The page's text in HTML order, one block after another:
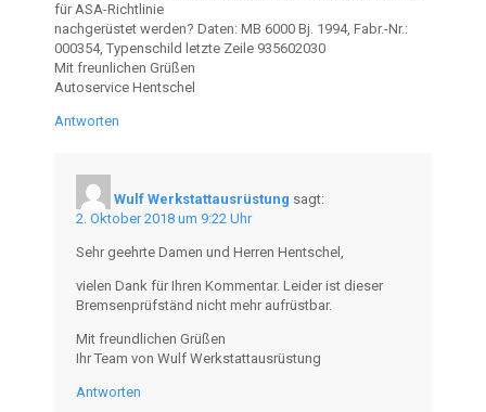
für ASA-Richtlinie
nachgerüstet werden? Daten: MB 6000 Bj. 1994, Fabr.-Nr.:
000354, Typenschild letzte Zeile 935602030
Mit freunlichen Grüßen
Autoservice Hentschel
Antworten
Wulf Werkstattausrüstung sagt:
2. Oktober 2018 um 9:22 Uhr
Sehr geehrte Damen und Herren Hentschel,
vielen Dank für Ihren Kommentar. Leider ist dieser
Bremsenprüfständ nicht mehr aufrüstbar.
Mit freundlichen Grüßen
Ihr Team von Wulf Werkstattausrüstung
Antworten